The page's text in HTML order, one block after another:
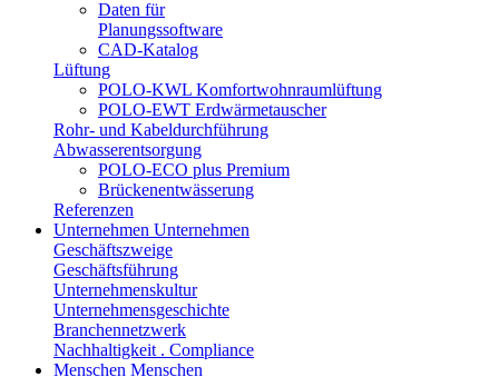
Daten für
Planungssoftware
CAD-Katalog
Lüftung
POLO-KWL Komfortwohnraumlüftung
POLO-EWT Erdwärmetauscher
Rohr- und Kabeldurchführung
Abwasserentsorgung
POLO-ECO plus Premium
Brückenentwässerung
Referenzen
Unternehmen Unternehmen
Geschäftszweige
Geschäftsführung
Unternehmenskultur
Unternehmensgeschichte
Branchennetzwerk
Nachhaltigkeit . Compliance
Menschen Menschen